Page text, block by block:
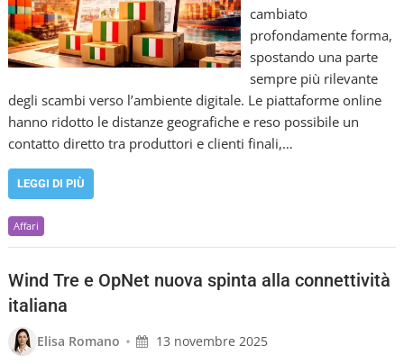
cambiato
profondamente forma,
spostando una parte
sempre più rilevante
degli scambi verso l’ambiente digitale. Le piattaforme online
hanno ridotto le distanze geografiche e reso possibile un
contatto diretto tra produttori e clienti finali,…
LEGGI DI PIÙ
Affari
Wind Tre e OpNet nuova spinta alla connettività
italiana
Elisa Romano • 13 novembre 2025